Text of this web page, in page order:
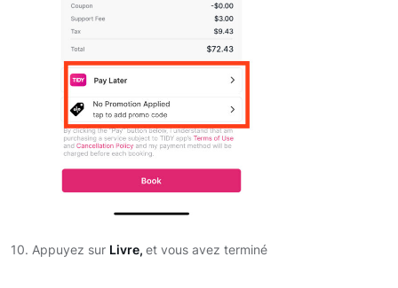
10. Appuyez sur Livre, et vous avez terminé